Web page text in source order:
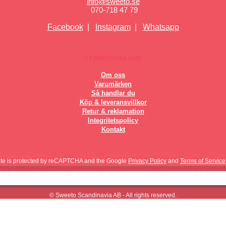
070-718 47 79
Facebook| Instagram| Whatsapp
Om oss
Varumärken
Så handlar du
Köp & leveransvillkor
Retur & reklamation
Integritetspolicy
Kontakt
is protected by reCAPTCHA and the Google Privacy Policy and Terms of Service
© Sweeto Scandinavia AB - All rights reserved.